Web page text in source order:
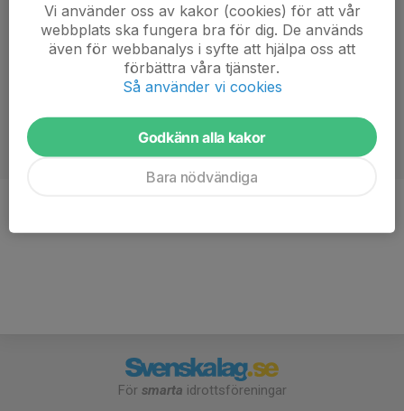
För smarta idrottsföreningar
Vi använder oss av kakor (cookies) för att vår
webbplats ska fungera bra för dig. De används
även för webbanalys i syfte att hjälpa oss att
förbättra våra tjänster.
Så använder vi cookies
Godkänn alla kakor
Bara nödvändiga